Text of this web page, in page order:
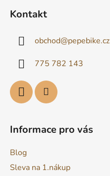
Kontakt
obchod@pepebike.cz
775 782 143
Informace pro vás
Blog
Sleva na 1.nákup